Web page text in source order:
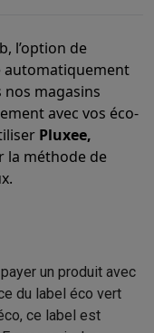
Litière
Fers à boucler
Brossettes
barbeTondeuses
Rasoirs
TV 2026 TV LGTV
Amplificateurs
l’option de
automatiquement
magasins
avec vos éco-
Pluxee,
la méthode de
un produit avec
du label éco vert
ce label est